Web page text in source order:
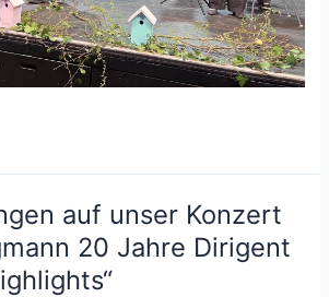
auf unser Konzert
20 Jahre Dirigent